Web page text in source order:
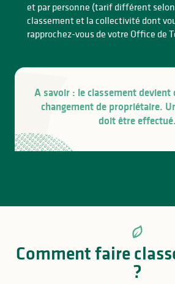
et par personne (tarif différent
classement et la collectivité dont
rapprochez-vous de votre Office de
A savoir : le classement devient
changement de propriétaire.
doit être effectué.
Comment faire
?